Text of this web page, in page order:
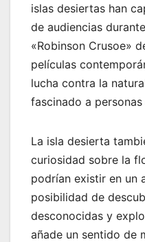
islas desiertas han
de audiencias
«Robinson Crusoe»
películas
lucha contra la
fascinado a
La isla desierta
curiosidad sobre la
podrían existir en un
posibilidad de
desconocidas y
añade un sentido de